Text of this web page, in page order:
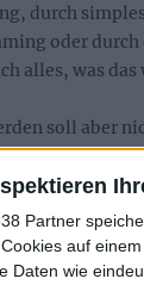
Partner
auf
Daten wie
durch
oder durch
alles, was
soll aber
noch ein
Liedern
(„I der
längere, von